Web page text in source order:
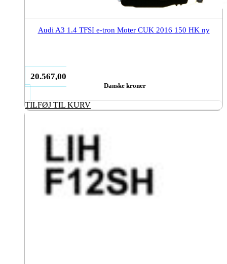
Audi A3 1.4 TFSI e-tron Moter CUK 2016 150 HK ny
20.567,00
Danske kroner
TILFØJ TIL KURV